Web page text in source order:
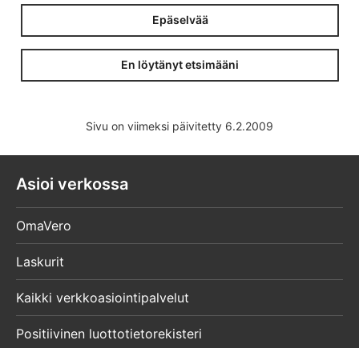
Epäselvää
En löytänyt etsimääni
Sivu on viimeksi päivitetty 6.2.2009
Asioi verkossa
OmaVero
Laskurit
Kaikki verkkoasiointipalvelut
Positiivinen luottotietorekisteri